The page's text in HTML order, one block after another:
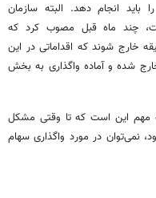
انجام دهد. البته سازمان
چند ماه قبل مصوب کرد که
خارج شوند که اقداماتی در این
شده و آماده واگذاری به بخش
مهم این است که تا وقتی مشکل
نمی‌توان در مورد واگذاری سهام